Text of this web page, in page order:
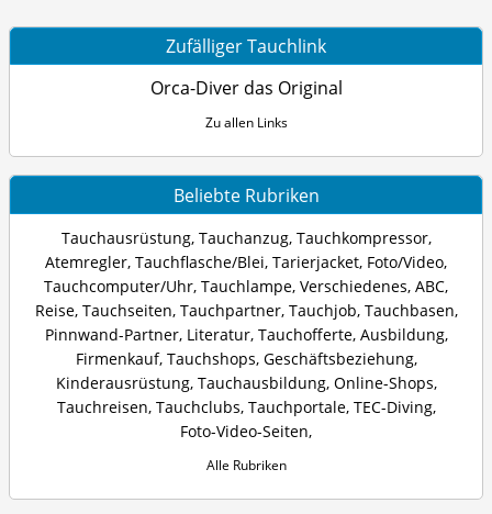
Zufälliger Tauchlink
Orca-Diver das Original
Zu allen Links
Beliebte Rubriken
Tauchausrüstung, Tauchanzug, Tauchkompressor,
Atemregler, Tauchflasche/Blei, Tarierjacket, Foto/Video,
Tauchcomputer/Uhr, Tauchlampe, Verschiedenes, ABC,
Reise, Tauchseiten, Tauchpartner, Tauchjob, Tauchbasen,
Pinnwand-Partner, Literatur, Tauchofferte, Ausbildung,
Firmenkauf, Tauchshops, Geschäftsbeziehung,
Kinderausrüstung, Tauchausbildung, Online-Shops,
Tauchreisen, Tauchclubs, Tauchportale, TEC-Diving,
Foto-Video-Seiten,
Alle Rubriken